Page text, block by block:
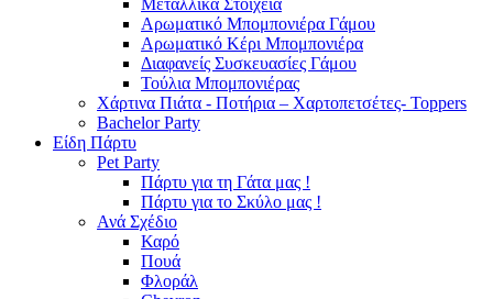
Αρωματικό Μπομπονιέρα Γάμου
Αρωματικό Κέρι Μπομπονιέρα
Διαφανείς Συσκευασίες Γάμου
Τούλια Μπομπονιέρας
Χάρτινα Πιάτα - Ποτήρια – Χαρτοπετσέτες- Toppers
Bachelor Party
Είδη Πάρτυ
Pet Party
Πάρτυ για τη Γάτα μας !
Πάρτυ για το Σκύλο μας !
Ανά Σχέδιο
Καρό
Πουά
Φλοράλ